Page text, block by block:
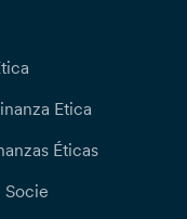
Etica
Éticas
Socie